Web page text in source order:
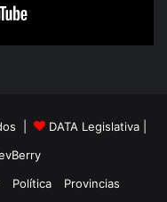
| DATA Legislativa
Política Provincias